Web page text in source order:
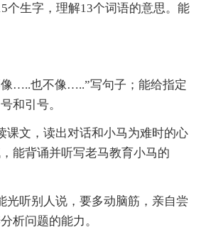
个生字，理解13个词语的意思。能
…..也不像…..”写句子；能给指定
和引号。
课文，读出对话和小马为难时的心
能背诵并听写老马教育小马的
光听别人说，要多动脑筋，亲自尝
析问题的能力。